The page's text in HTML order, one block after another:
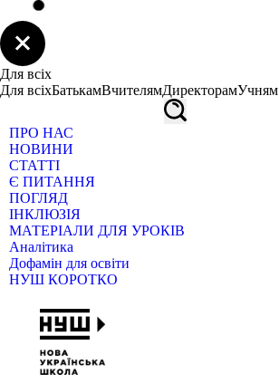
Для всіх
Для всіхБатькамВчителямДиректорамУчням
ПРО НАС
НОВИНИ
СТАТТІ
Є ПИТАННЯ
ПОГЛЯД
ІНКЛЮЗІЯ
МАТЕРІАЛИ ДЛЯ УРОКІВ
Аналітика
Дофамін для освіти
НУШ КОРОТКО